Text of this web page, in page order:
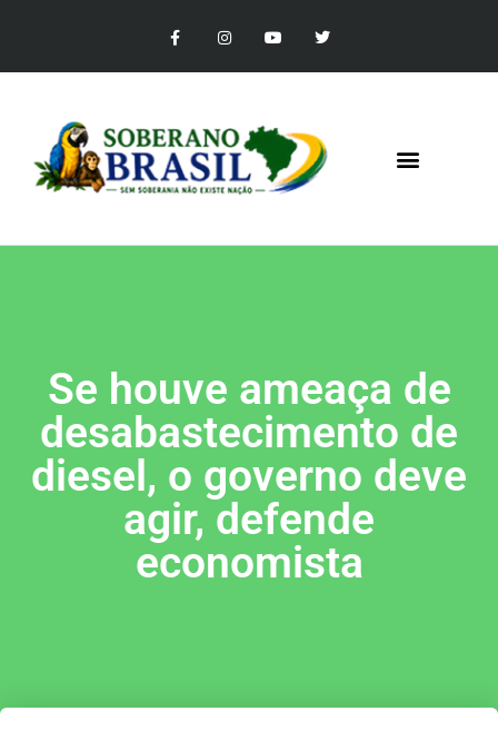
Se houve ameaça de
desabastecimento de
diesel, o governo deve
agir, defende
economista